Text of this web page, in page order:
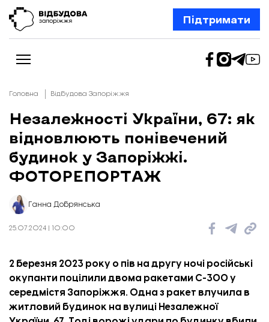
Підтримати
Новини
Відбудова Запоріжжя
Ексклюзив
Бізнес
Шлях додому
Колонки
Про нас
Редакційна політика
Головна Відбудова Запоріжжя
Незалежності України, 67: як
відновлюють понівечений
будинок у Запоріжжі.
ФОТОРЕПОРТАЖ
Ганна Добрянська
25.07.2024 | 10:00
2 березня 2023 року о пів на другу ночі російські
окупанти поцілили двома ракетами С-300 у
середмістя Запоріжжя. Одна з ракет влучила в
житловий будинок на вулиці Незалежної